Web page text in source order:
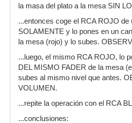
la masa del plato a la mesa SIN
...entonces coge el RCA ROJO de
SOLAMENTE y lo pones en un
la mesa (rojo) y lo subes.
...luego, el mismo RCA ROJO, lo
DEL MISMO FADER de la mesa
subes al mismo nivel que antes.
VOLUMEN.
...repite la operación con el RCA
...conclusiones: